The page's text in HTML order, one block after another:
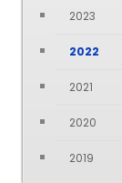
2023
2022
2021
2020
2019